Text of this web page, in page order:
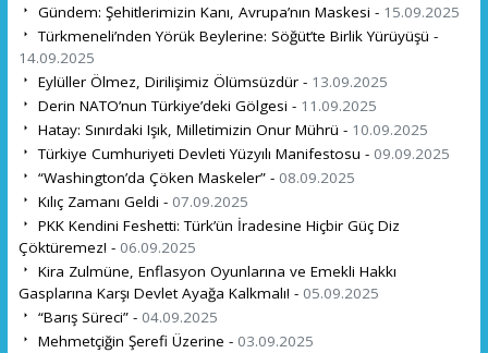
Gündem: Şehitlerimizin Kanı, Avrupa’nın Maskesi - 15.09.2025
Türkmeneli’nden Yörük Beylerine: Söğüt’te Birlik Yürüyüşü -
14.09.2025
Eylüller Ölmez, Dirilişimiz Ölümsüzdür - 13.09.2025
Derin NATO’nun Türkiye’deki Gölgesi - 11.09.2025
Hatay: Sınırdaki Işık, Milletimizin Onur Mührü - 10.09.2025
Türkiye Cumhuriyeti Devleti Yüzyılı Manifestosu - 09.09.2025
“Washington’da Çöken Maskeler” - 08.09.2025
Kılıç Zamanı Geldi - 07.09.2025
PKK Kendini Feshetti: Türk’ün İradesine Hiçbir Güç Diz
Çöktüremez! - 06.09.2025
Kira Zulmüne, Enflasyon Oyunlarına ve Emekli Hakkı
Gasplarına Karşı Devlet Ayağa Kalkmalı! - 05.09.2025
“Barış Süreci” - 04.09.2025
Mehmetçiğin Şerefi Üzerine - 03.09.2025